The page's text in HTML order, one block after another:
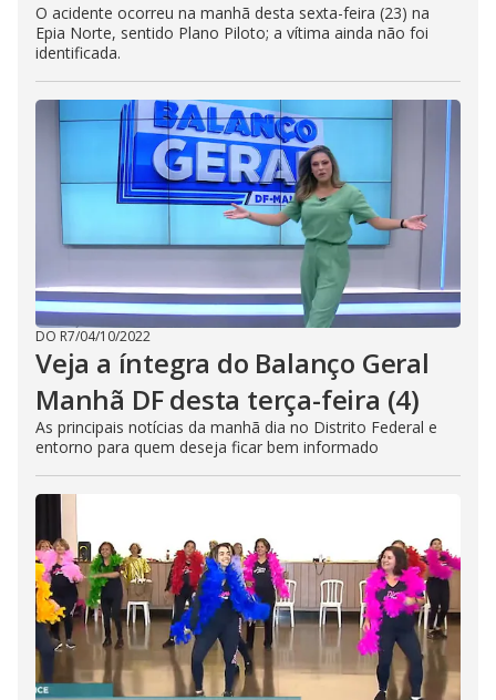
O acidente ocorreu na manhã desta sexta-feira (23) na
Epia Norte, sentido Plano Piloto; a vítima ainda não foi
identificada.
DO R7/04/10/2022
Veja a íntegra do Balanço Geral
Manhã DF desta terça-feira (4)
As principais notícias da manhã dia no Distrito Federal e
entorno para quem deseja ficar bem informado